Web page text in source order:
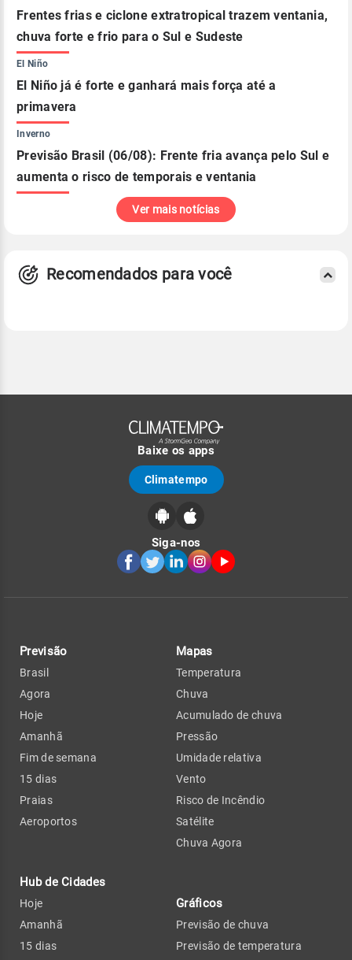
Frentes frias e ciclone extratropical trazem ventania,
chuva forte e frio para o Sul e Sudeste
El Niño
El Niño já é forte e ganhará mais força até a
primavera
Inverno
Previsão Brasil (06/08): Frente fria avança pelo Sul e
aumenta o risco de temporais e ventania
Ver mais notícias
Recomendados para você
Baixe os apps
Climatempo
Siga-nos
Previsão
Brasil
Agora
Hoje
Amanhã
Fim de semana
15 dias
Praias
Aeroportos
Hub de Cidades
Hoje
Amanhã
15 dias
Mapas
Temperatura
Chuva
Acumulado de chuva
Pressão
Umidade relativa
Vento
Risco de Incêndio
Satélite
Chuva Agora
Gráficos
Previsão de chuva
Previsão de temperatura